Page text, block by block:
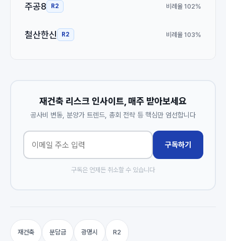
주공8 R2 비례율 102%
철산한신 R2 비례율 103%
재건축 리스크 인사이트, 매주 받아보세요
공사비 변동, 분양가 트렌드, 총회 전략 등 핵심만 엄선합니다
구독하기
구독은 언제든 취소할 수 있습니다
재건축 분담금 광명시 R2